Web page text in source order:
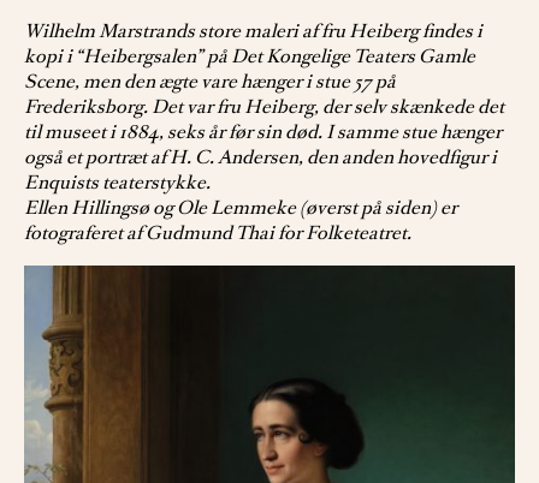
Wilhelm Marstrands store maleri af fru Heiberg findes i
kopi i “Heibergsalen” på Det Kongelige Teaters Gamle
Scene, men den ægte vare hænger i stue 57 på
Frederiksborg. Det var fru Heiberg, der selv skænkede det
til museet i 1884, seks år før sin død. I samme stue hænger
også et portræt af H. C. Andersen, den anden hovedfigur i
Enquists teaterstykke.
Ellen Hillingsø og Ole Lemmeke (øverst på siden) er
fotograferet af Gudmund Thai for Folketeatret.